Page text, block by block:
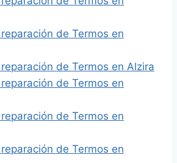
de Termos en
de Termos en Alzira
de Termos en
de Termos en
de Termos en